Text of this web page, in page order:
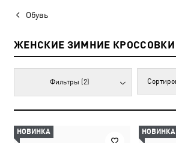
Обувь
ЖЕНСКИЕ ЗИМНИЕ КРОССОВКИ
Фильтры (2)
НОВИНКА НОВИНКА